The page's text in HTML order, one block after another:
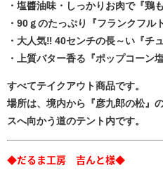
・塩醬油味・しっかりお肉で『鶏
・ 90ｇのたっぷり『フランクフルト
・大人気‼ 40センチの長～い『チュ
・上質バター香る『ポップコーン
すべてテイクアウト商品です。
場所は、境内から『彦九郎の松』
スへ向かう道のテント内です。
◆だるま工房 吉んと様◆